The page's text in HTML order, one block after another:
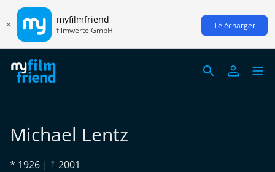
myfilmfriend
filmwerte GmbH Télécharger
Michael Lentz
* 1926 | † 2001